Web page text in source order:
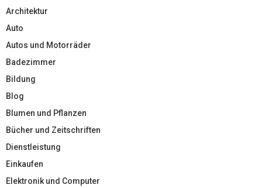
Architektur
Auto
Autos und Motorräder
Badezimmer
Bildung
Blog
Blumen und Pflanzen
Bücher und Zeitschriften
Dienstleistung
Einkaufen
Elektronik und Computer